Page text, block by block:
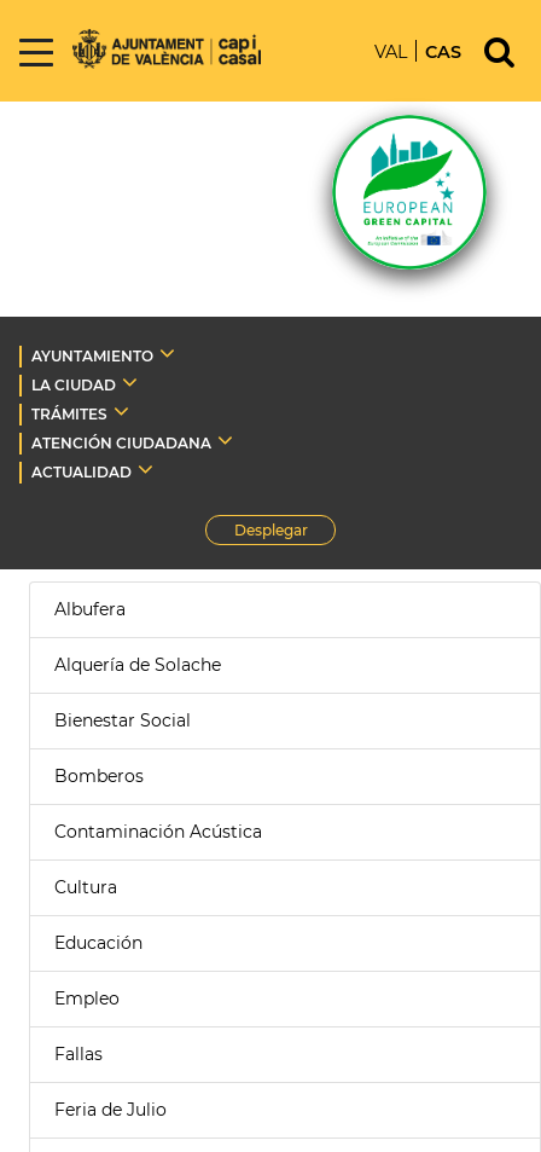
VAL CAS
AYUNTAMIENTO
LA CIUDAD
TRÁMITES
ATENCIÓN CIUDADANA
ACTUALIDAD
Desplegar
Albufera
Alquería de Solache
Bienestar Social
Bomberos
Contaminación Acústica
Cultura
Educación
Empleo
Fallas
Feria de Julio